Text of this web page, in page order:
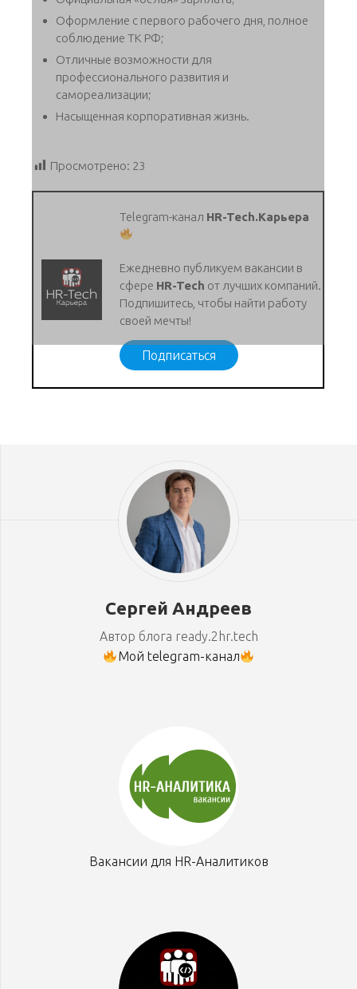
Оформление с первого рабочего дня, полное
соблюдение ТК РФ;
Отличные возможности для
профессионального развития и
самореализации;
Насыщенная корпоративная жизнь.
Просмотрено: 23
Telegram-канал HR-Tech.Карьера
Ежедневно публикуем вакансии в
сфере HR-Tech от лучших компаний.
Подпишитесь, чтобы найти работу
своей мечты!
Подписаться
Сергей Андреев
Автор блога ready.2hr.tech
Мой telegram-канал
Вакансии для HR-Аналитиков